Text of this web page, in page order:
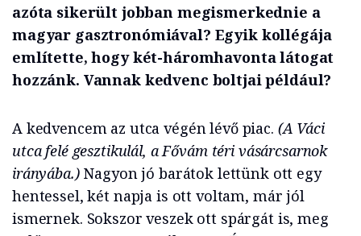
azóta sikerült jobban megismerkednie a
magyar gasztronómiával? Egyik kollégája
említette, hogy két-háromhavonta látogat
hozzánk. Vannak kedvenc boltjai például?
A kedvencem az utca végén lévő piac. (A Váci
utca felé gesztikulál, a Fővám téri vásárcsarnok
irányába.)Nagyon jó barátok lettünk ott egy
hentessel, két napja is ott voltam, már jól
ismernek. Sokszor veszek ott spárgát is, meg